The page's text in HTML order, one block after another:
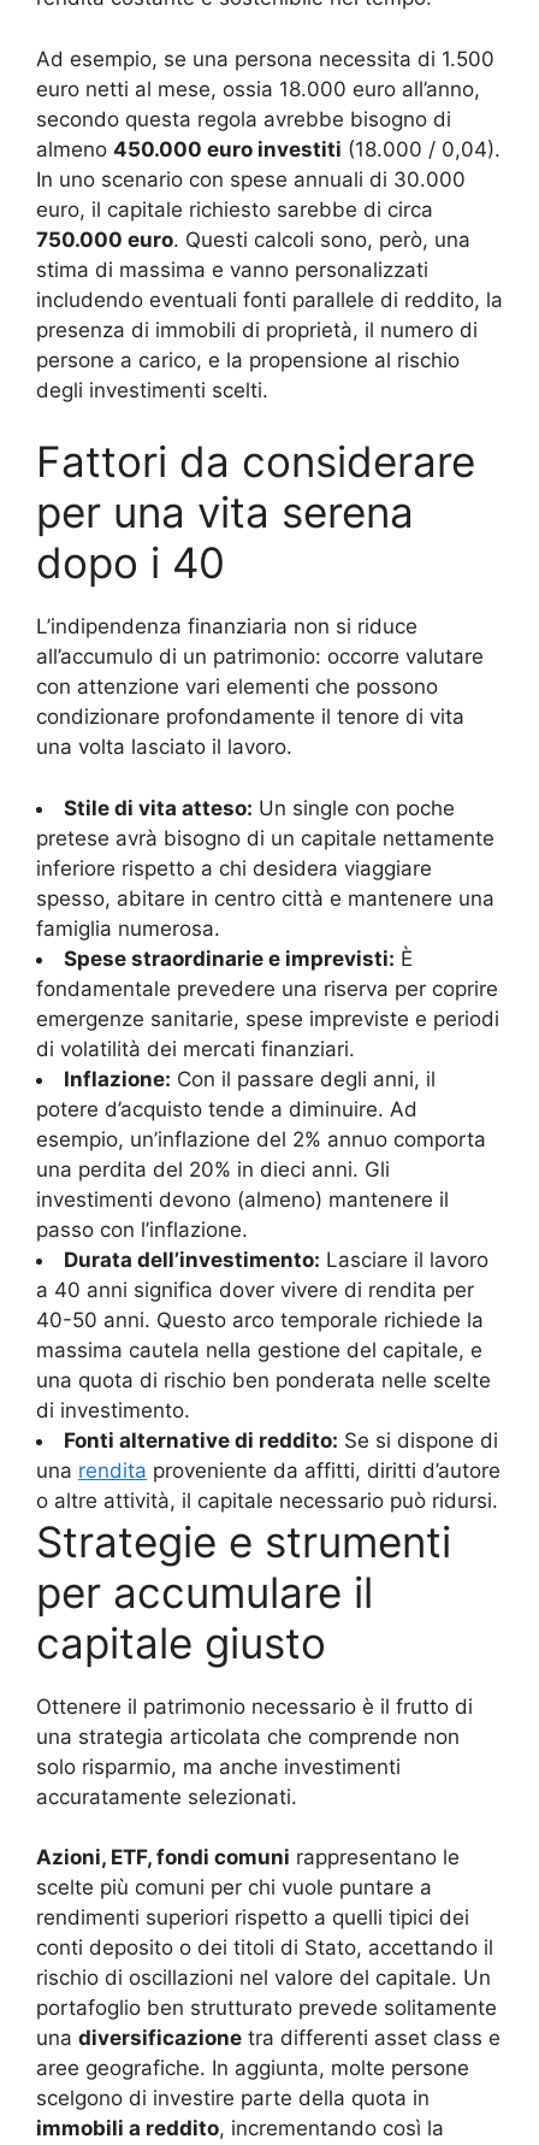
Ad esempio, se una persona necessita di 1.500
euro netti al mese, ossia 18.000 euro all’anno,
secondo questa regola avrebbe bisogno di
almeno 450.000 euro investiti (18.000 / 0,04).
In uno scenario con spese annuali di 30.000
euro, il capitale richiesto sarebbe di circa
750.000 euro. Questi calcoli sono, però, una
stima di massima e vanno personalizzati
includendo eventuali fonti parallele di reddito, la
presenza di immobili di proprietà, il numero di
persone a carico, e la propensione al rischio
degli investimenti scelti.
Fattori da considerare
per una vita serena
dopo i 40
L’indipendenza finanziaria non si riduce
all’accumulo di un patrimonio: occorre valutare
con attenzione vari elementi che possono
condizionare profondamente il tenore di vita
una volta lasciato il lavoro.
Stile di vita atteso: Un single con poche
pretese avrà bisogno di un capitale nettamente
inferiore rispetto a chi desidera viaggiare
spesso, abitare in centro città e mantenere una
famiglia numerosa.
Spese straordinarie e imprevisti: È
fondamentale prevedere una riserva per coprire
emergenze sanitarie, spese impreviste e periodi
di volatilità dei mercati finanziari.
Inflazione: Con il passare degli anni, il
potere d’acquisto tende a diminuire. Ad
esempio, un’inflazione del 2% annuo comporta
una perdita del 20% in dieci anni. Gli
investimenti devono (almeno) mantenere il
passo con l’inflazione.
Durata dell’investimento: Lasciare il lavoro
a 40 anni significa dover vivere di rendita per
40-50 anni. Questo arco temporale richiede la
massima cautela nella gestione del capitale, e
una quota di rischio ben ponderata nelle scelte
di investimento.
Fonti alternative di reddito: Se si dispone di
una rendita proveniente da affitti, diritti d’autore
o altre attività, il capitale necessario può ridursi.
Strategie e strumenti
per accumulare il
capitale giusto
Ottenere il patrimonio necessario è il frutto di
una strategia articolata che comprende non
solo risparmio, ma anche investimenti
accuratamente selezionati.
Azioni, ETF, fondi comuni rappresentano le
scelte più comuni per chi vuole puntare a
rendimenti superiori rispetto a quelli tipici dei
conti deposito o dei titoli di Stato, accettando il
rischio di oscillazioni nel valore del capitale. Un
portafoglio ben strutturato prevede solitamente
una diversificazione tra differenti asset class e
aree geografiche. In aggiunta, molte persone
scelgono di investire parte della quota in
immobili a reddito, incrementando così la